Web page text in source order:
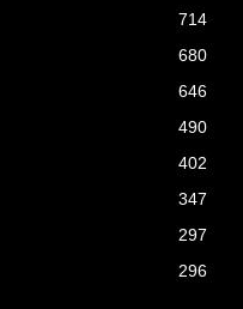
714
680
646
490
402
347
297
296